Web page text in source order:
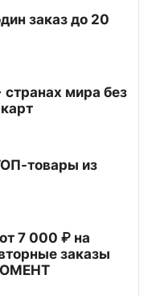
заказ до 20
странах мира без
товары из
7 000 ₽ на
заказы